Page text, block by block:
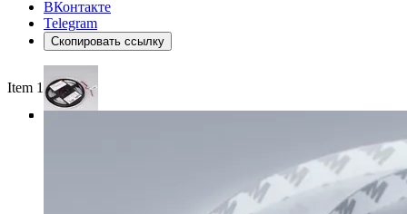
ВКонтакте
Telegram
Скопировать ссылку
Item 1 of 4